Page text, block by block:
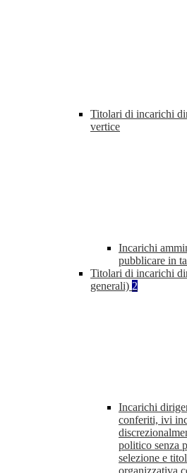
Titolari di incarichi
vertice
Incarichi
pubblicare in
Titolari di incarichi
generali) 2
Incarichi
conferiti, ivi
politico senza
selezione e